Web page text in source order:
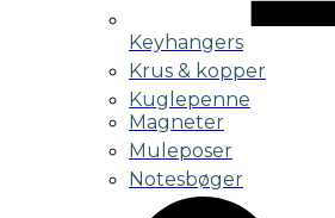
Keyhangers
Krus & kopper
Kuglepenne
Magneter
Muleposer
Notesbøger